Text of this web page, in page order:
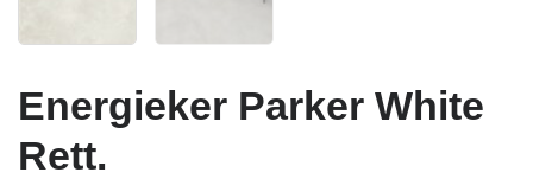
Energieker Parker White
Rett.